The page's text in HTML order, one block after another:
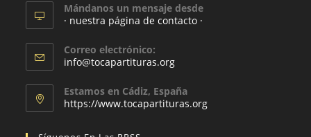
Mándanos un mensaje desde
· nuestra página de contacto ·
Correo electrónico:
info@tocapartituras.org
Estamos en Cádiz, España
https://www.tocapartituras.org